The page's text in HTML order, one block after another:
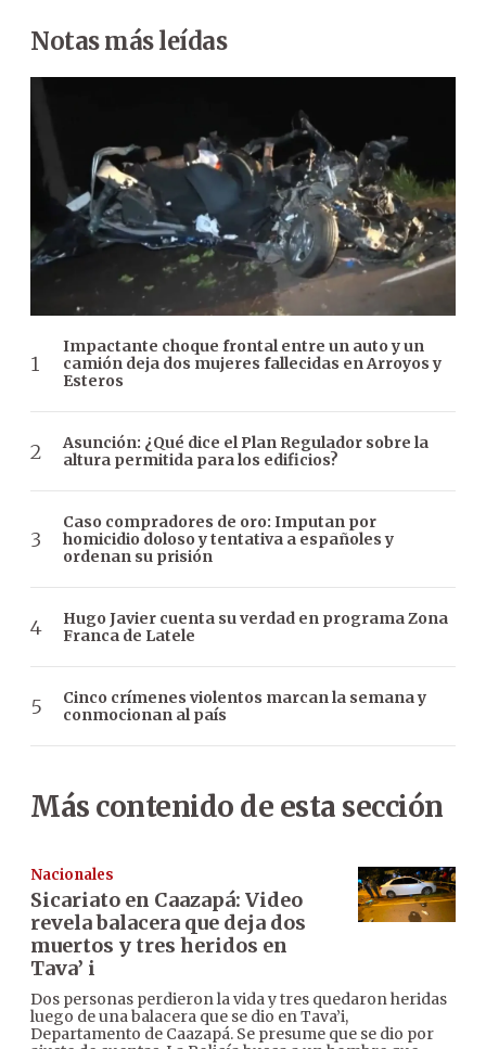
Notas más leídas
Impactante choque frontal entre un auto y un
camión deja dos mujeres fallecidas en Arroyos y
Esteros
Asunción: ¿Qué dice el Plan Regulador sobre la
altura permitida para los edificios?
Caso compradores de oro: Imputan por
homicidio doloso y tentativa a españoles y
ordenan su prisión
Hugo Javier cuenta su verdad en programa Zona
Franca de Latele
Cinco crímenes violentos marcan la semana y
conmocionan al país
Más contenido de esta sección
Nacionales
Sicariato en Caazapá: Video
revela balacera que deja dos
muertos y tres heridos en
Tava’ i
Dos personas perdieron la vida y tres quedaron heridas
luego de una balacera que se dio en Tava’i,
Departamento de Caazapá. Se presume que se dio por